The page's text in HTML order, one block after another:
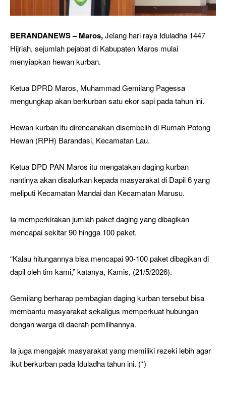
BERANDANEWS – Maros,Jelang hari raya Iduladha 1447
Hijriah, sejumlah pejabat di Kabupaten Maros mulai
menyiapkan hewan kurban.
Ketua DPRD Maros, Muhammad Gemilang Pagessa
mengungkap akan berkurban satu ekor sapi pada tahun ini.
Hewan kurban itu direncanakan disembelih di Rumah Potong
Hewan (RPH) Barandasi, Kecamatan Lau.
Ketua DPD PAN Maros itu mengatakan daging kurban
nantinya akan disalurkan kepada masyarakat di Dapil 6 yang
meliputi Kecamatan Mandai dan Kecamatan Marusu.
Ia memperkirakan jumlah paket daging yang dibagikan
mencapai sekitar 90 hingga 100 paket.
“Kalau hitungannya bisa mencapai 90-100 paket dibagikan di
dapil oleh tim kami,” katanya, Kamis, (21/5/2026).
Gemilang berharap pembagian daging kurban tersebut bisa
membantu masyarakat sekaligus memperkuat hubungan
dengan warga di daerah pemilihannya.
Ia juga mengajak masyarakat yang memiliki rezeki lebih agar
ikut berkurban pada Iduladha tahun ini. (*)